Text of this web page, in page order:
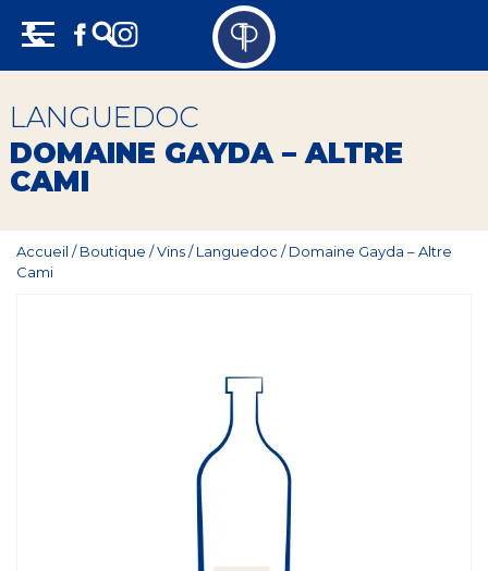
content
LANGUEDOC
DOMAINE GAYDA – ALTRE
CAMI
Accueil /Boutique /Vins/Languedoc /Domaine Gayda – Altre
Cami
Champagne
Whisky
Rhum
Panneau de gestion des cookies